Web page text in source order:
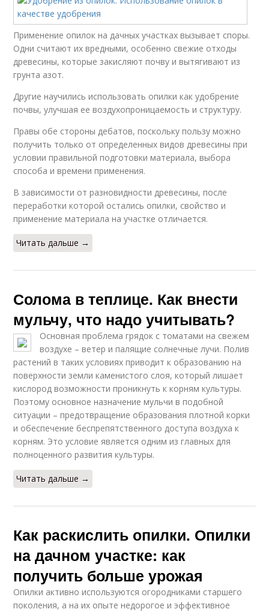
Применение опилок на дачных участках вызывает споры.
Одни считают их вредными, особенно свежие отходы
древесины, которые закисляют почву и вытягивают из
грунта азот.
Другие научились использовать опилки как удобрение
почвы, улучшая ее воздухопроницаемость и структуру.
Правы обе стороны дебатов, поскольку пользу можно
получить только от определенных видов древесины при
условии правильной подготовки материала, выбора
способа и времени применения.
В зависимости от разновидности древесины, после
переработки которой остались опилки, свойство и
применение материала на участке отличается.
Читать дальше →
Солома в теплице. Как внести
мульчу, что надо учитывать?
Основная проблема грядок с томатами на свежем
воздухе – ветер и палящие солнечные лучи. Полив
растений в таких условиях приводит к образованию на
поверхности земли каменистого слоя, который лишает
кислород возможности проникнуть к корням культуры.
Поэтому основное назначение мульчи в подобной
ситуации – предотвращение образования плотной корки
и обеспечение беспрепятственного доступа воздуха к
корням. Это условие является одним из главных для
полноценного развития культуры.
Читать дальше →
Как раскислить опилки. Опилки
на дачном участке: как
получить больше урожая
Опилки активно используются огородниками старшего
поколения, а на их опыте недорогое и эффективное